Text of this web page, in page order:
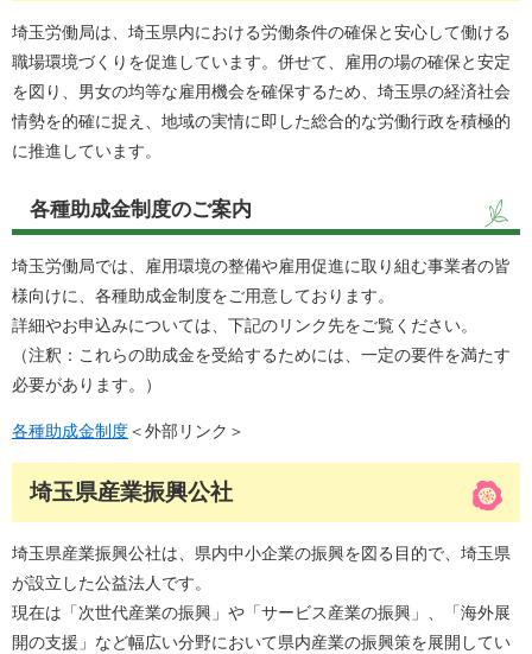
埼玉労働局は、埼玉県内における労働条件の確保と安心して働ける
職場環境づくりを促進しています。併せて、雇用の場の確保と安定
を図り、男女の均等な雇用機会を確保するため、埼玉県の経済社会
情勢を的確に捉え、地域の実情に即した総合的な労働行政を積極的
に推進しています。
各種助成金制度のご案内
埼玉労働局では、雇用環境の整備や雇用促進に取り組む事業者の皆
様向けに、各種助成金制度をご用意しております。
詳細やお申込みについては、下記のリンク先をご覧ください。
（注釈：これらの助成金を受給するためには、一定の要件を満たす
必要があります。）
各種助成金制度＜外部リンク＞
埼玉県産業振興公社
埼玉県産業振興公社は、県内中小企業の振興を図る目的で、埼玉県
が設立した公益法人です。
現在は「次世代産業の振興」や「サービス産業の振興」、「海外展
開の支援」など幅広い分野において県内産業の振興策を展開してい